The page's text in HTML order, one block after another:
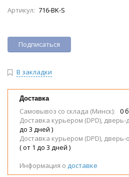
Артикул: 716-BK-S
Подписаться
В закладки
Доставка
Самовывоз со склада (Минск):
0
Доставка курьером (DPD), дверь-
до 3 дней )
Доставка курьером (DPD), дверь-
( от 1 до 3 дней )
Информация о доставке